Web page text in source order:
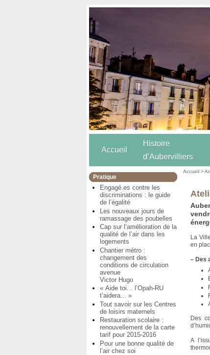
Accueil
Histoire
d’Aubervilliers
Pratique
Engagé.es contre les
discriminations : le guide
de l’égalité
Les nouveaux jours de
ramassage des poubelles
Cap sur l’amélioration de la
qualité de l’air dans les
logements
Chantier métro :
changement des
conditions de circulation
avenue
Victor Hugo
« Aide toi... l’Opah-RU
t’aidera... »
Tout savoir sur les Centres
de loisirs maternels
Restauration scolaire :
renouvellement de la carte
tarif pour 2015-2016
Pour une bonne qualité de
l’air chez soi
Accueil >
La
en
– Des
Des
A